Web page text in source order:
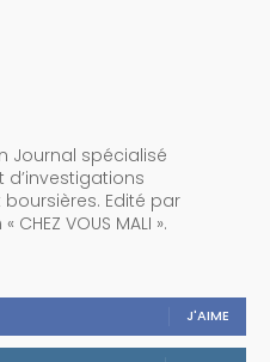
Journal spécialisé
d’investigations
Edité par
VOUS MALI ».
J'AIME